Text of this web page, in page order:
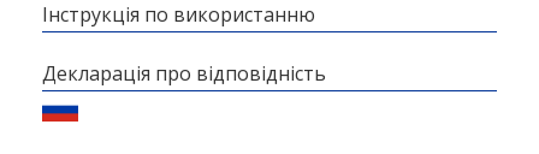
Інструкція по використанню
Декларація про відповідність